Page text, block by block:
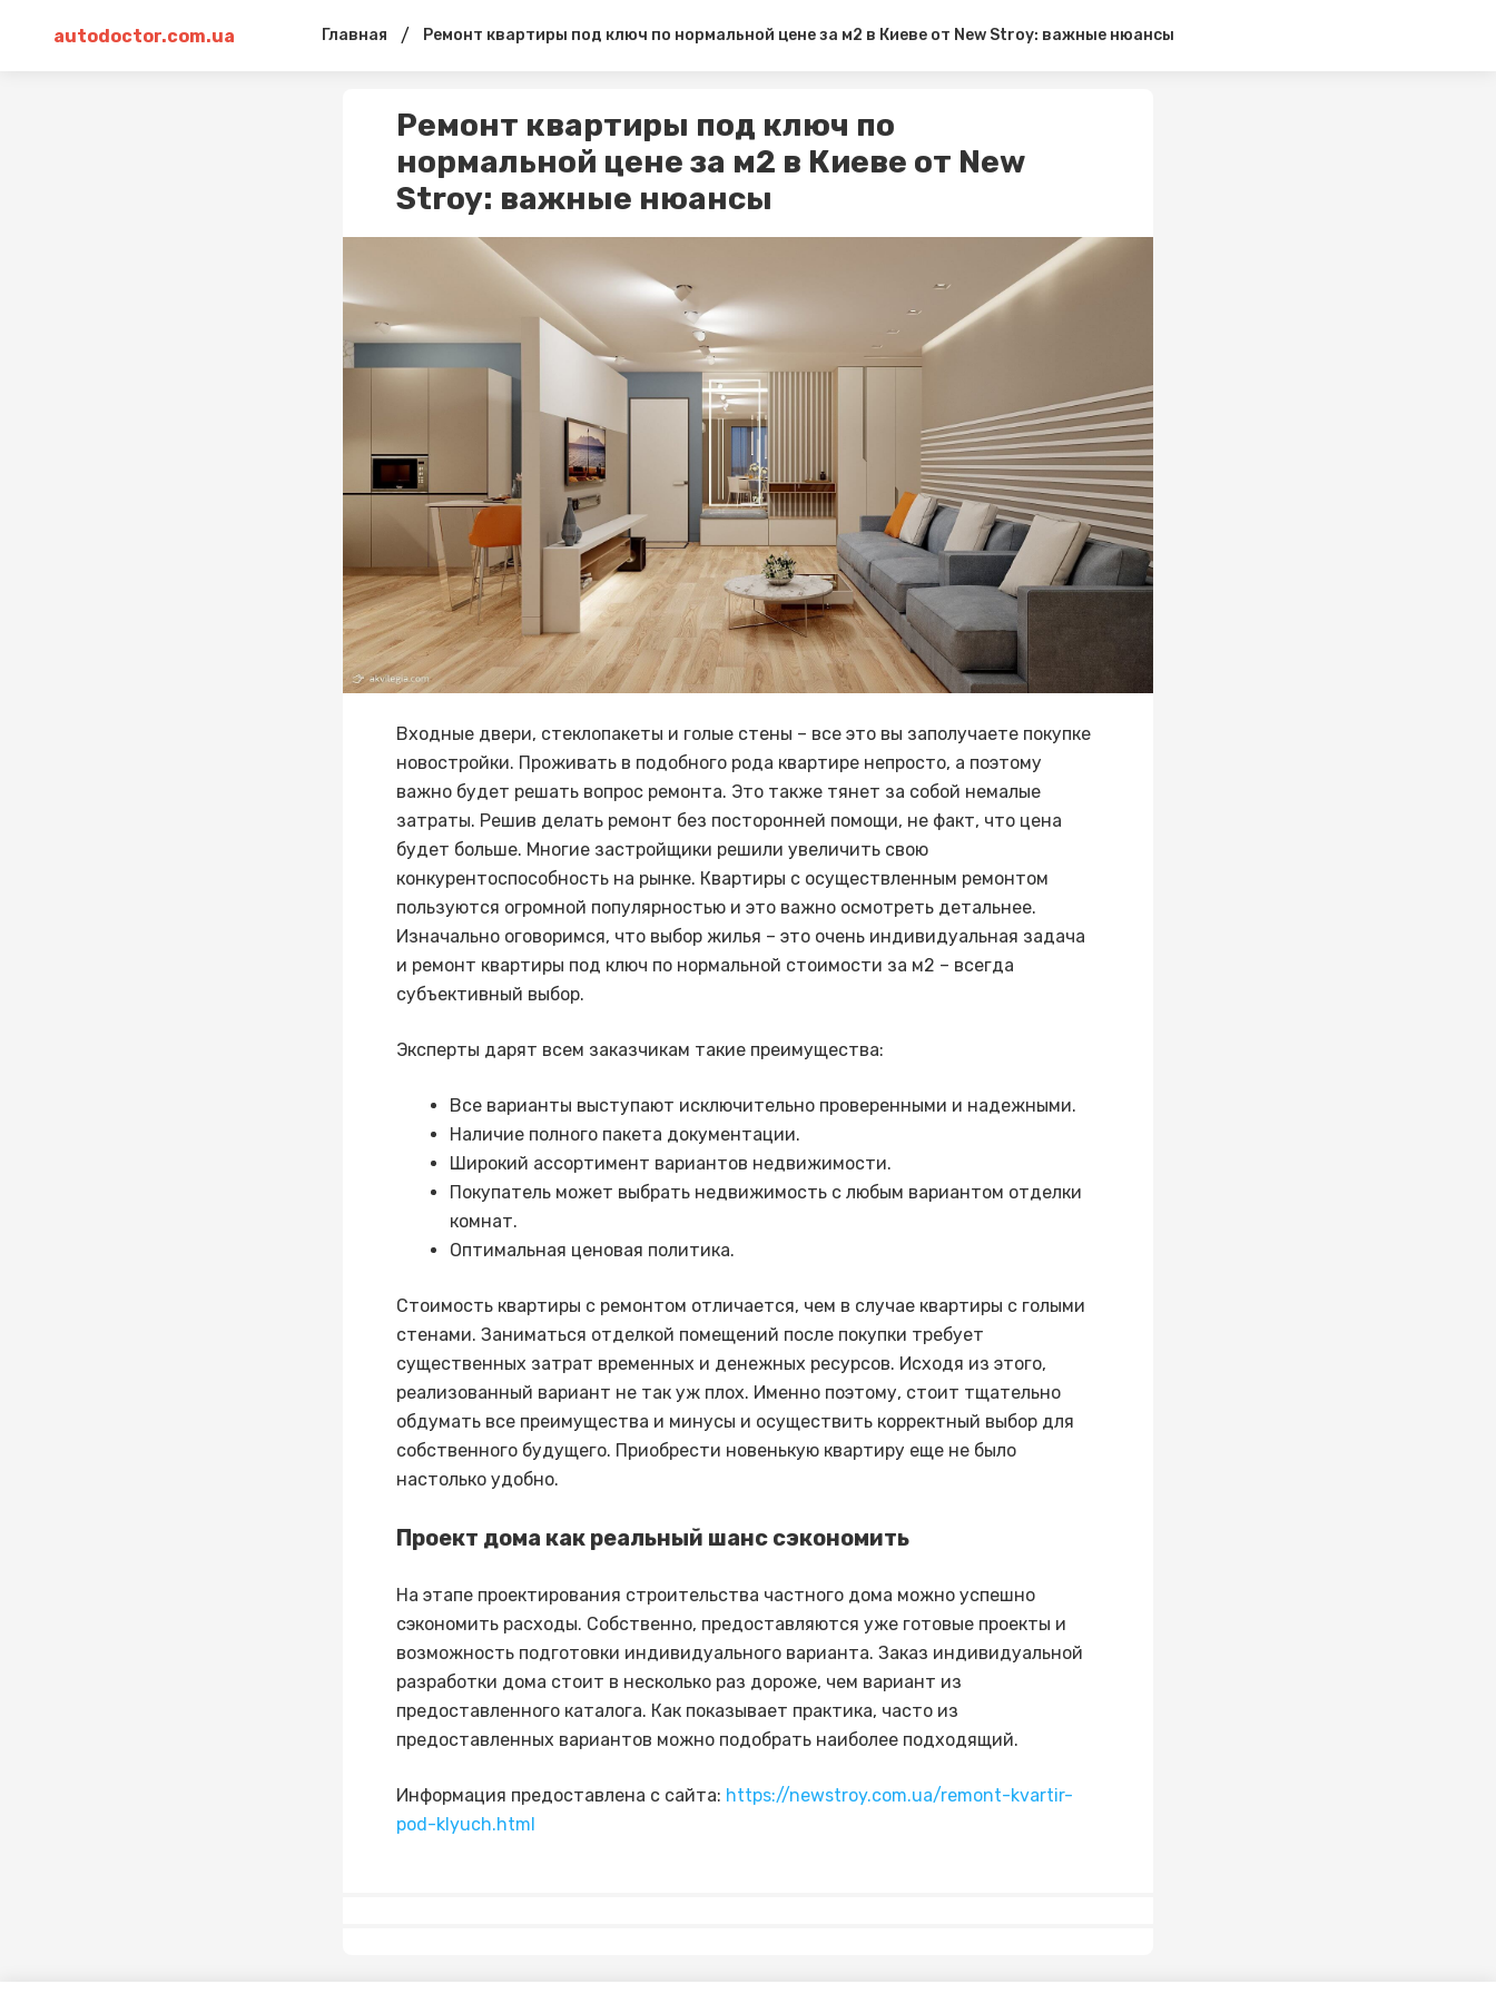
autodoctor.com.ua Главная / Ремонт квартиры под ключ по нормальной цене за м2 в Киеве от New Stroy: важные нюансы
Ремонт квартиры под ключ по
нормальной цене за м2 в Киеве от New
Stroy: важные нюансы
Входные двери, стеклопакеты и голые стены – все это вы заполучаете покупке
новостройки. Проживать в подобного рода квартире непросто, а поэтому
важно будет решать вопрос ремонта. Это также тянет за собой немалые
затраты. Решив делать ремонт без посторонней помощи, не факт, что цена
будет больше. Многие застройщики решили увеличить свою
конкурентоспособность на рынке. Квартиры с осуществленным ремонтом
пользуются огромной популярностью и это важно осмотреть детальнее.
Изначально оговоримся, что выбор жилья – это очень индивидуальная задача
и ремонт квартиры под ключ по нормальной стоимости за м2 – всегда
субъективный выбор.
Эксперты дарят всем заказчикам такие преимущества:
Все варианты выступают исключительно проверенными и надежными.
Наличие полного пакета документации.
Широкий ассортимент вариантов недвижимости.
Покупатель может выбрать недвижимость с любым вариантом отделки
комнат.
Оптимальная ценовая политика.
Стоимость квартиры с ремонтом отличается, чем в случае квартиры с голыми
стенами. Заниматься отделкой помещений после покупки требует
существенных затрат временных и денежных ресурсов. Исходя из этого,
реализованный вариант не так уж плох. Именно поэтому, стоит тщательно
обдумать все преимущества и минусы и осуществить корректный выбор для
собственного будущего. Приобрести новенькую квартиру еще не было
настолько удобно.
Проект дома как реальный шанс сэкономить
На этапе проектирования строительства частного дома можно успешно
сэкономить расходы. Собственно, предоставляются уже готовые проекты и
возможность подготовки индивидуального варианта. Заказ индивидуальной
разработки дома стоит в несколько раз дороже, чем вариант из
предоставленного каталога. Как показывает практика, часто из
предоставленных вариантов можно подобрать наиболее подходящий.
Информация предоставлена с сайта: https://newstroy.com.ua/remont-kvartir-
pod-klyuch.html